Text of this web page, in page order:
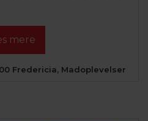
mere
Fredericia, Madoplevelser